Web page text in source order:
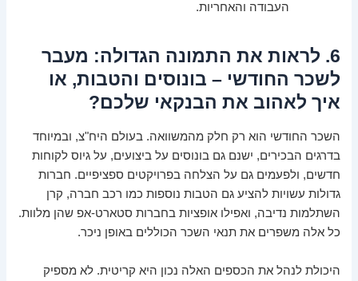
העבודה והאחריות.
6. לראות את התמונה הגדולה: מעבר
לשכר החודשי – בונוסים והטבות, או
איך לאהוב את הבנקאי שלכם?
השכר החודשי הוא רק חלק מהמשוואה. בעולם היח"צ, ובמיוחד
בדרגים הבכירים, ישנם גם בונוסים על ביצועים, על גיוס לקוחות
חדשים, ולפעמים גם על הצלחה בפרויקטים ספציפיים. חברות
גדולות עשויות להציע גם הטבות נוספות כמו רכב חברה, קרן
השתלמות נדיבה, ואפילו אופציות בחברות סטארט-אפ שהן מלוות.
כל אלה משפרים את תנאי השכר הכוללים באופן ניכר.
היכולת לנהל את הכספים האלה נכון היא קריטית. לא מספיק